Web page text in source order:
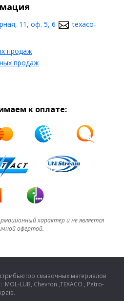
11, оф. 5, 6
texaco-
продаж
продаж
к оплате:
характер и не является
офертой.
смазочных материалов
LUB, Chevron ,TEXACO , Petro-